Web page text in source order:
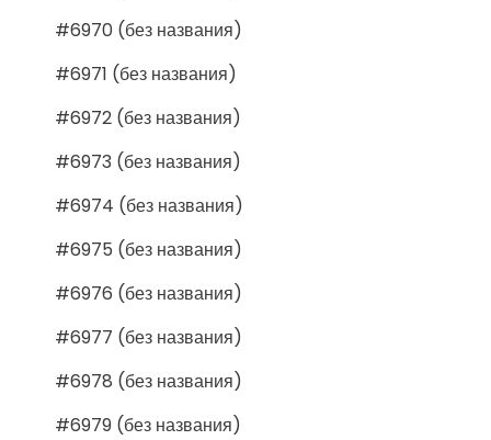
#6970 (без названия)
#6971 (без названия)
#6972 (без названия)
#6973 (без названия)
#6974 (без названия)
#6975 (без названия)
#6976 (без названия)
#6977 (без названия)
#6978 (без названия)
#6979 (без названия)